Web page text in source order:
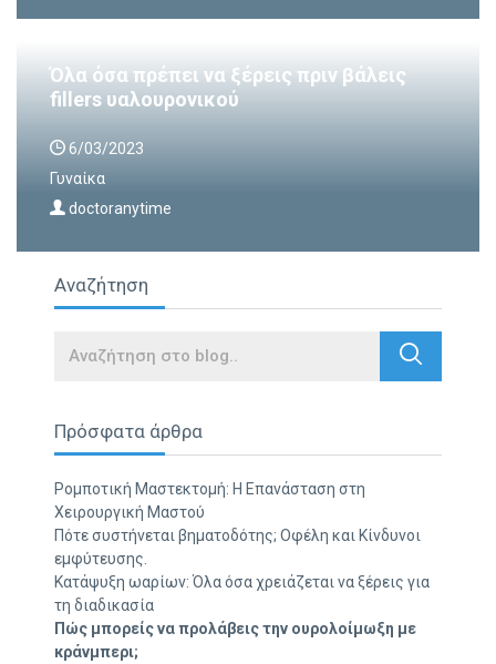
Όλα όσα πρέπει να ξέρεις πριν βάλεις
fillers υαλουρονικού
6/03/2023
Γυναίκα
doctoranytime
Αναζήτηση
Search
Πρόσφατα άρθρα
Ρομποτική Μαστεκτομή: Η Επανάσταση στη
Χειρουργική Μαστού
Πότε συστήνεται βηματοδότης; Οφέλη και Κίνδυνοι
εμφύτευσης.
Κατάψυξη ωαρίων: Όλα όσα χρειάζεται να ξέρεις για
τη διαδικασία
Πώς μπορείς να προλάβεις την ουρολοίμωξη με
κράνμπερι;